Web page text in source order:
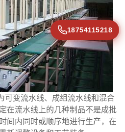
可变流水线、成组流水线和混合
在流水线上的几种制品不是成批
间内同时或顺序地进行生产，在
18754115218